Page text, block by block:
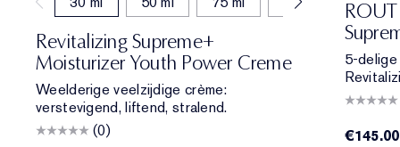
Revitalizing Supreme+
Moisturizer Youth Power Creme
Weelderige veelzijdige crème:
verstevigend, liftend, stralend.
(0)
5-
€145.00